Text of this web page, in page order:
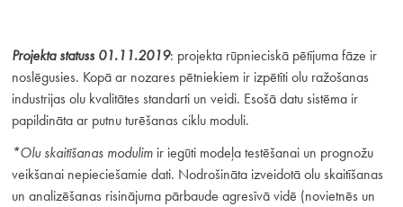
Projekta statuss 01.11.2019: projekta rūpnieciskā pētījuma fāze ir
noslēgusies. Kopā ar nozares pētniekiem ir izpētīti olu ražošanas
industrijas olu kvalitātes standarti un veidi. Esošā datu sistēma ir
papildināta ar putnu turēšanas ciklu moduli.
*Olu skaitīšanas modulimir iegūti modeļa testēšanai un prognožu
veikšanai nepieciešamie dati. Nodrošināta izveidotā olu skaitīšanas
un analizēšanas risinājuma pārbaude agresīvā vidē (novietnēs un